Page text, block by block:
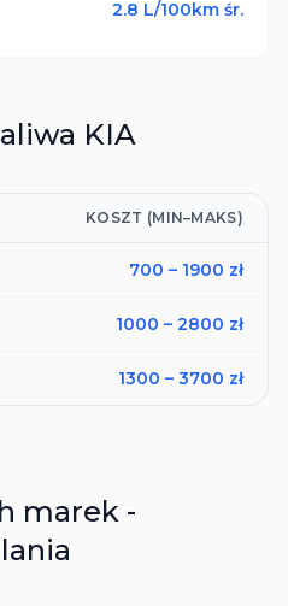
2.8 L/100km śr.
KIA
KOSZT (MIN–MAKS)
700 – 1900 zł
1000 – 2800 zł
1300 – 3700 zł
marek -